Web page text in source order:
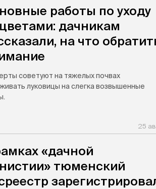
работы по уходу
дачникам
на что
советуют на тяжелых почвах
луковицы на слегка возвышенные
25
«дачной
тюменский